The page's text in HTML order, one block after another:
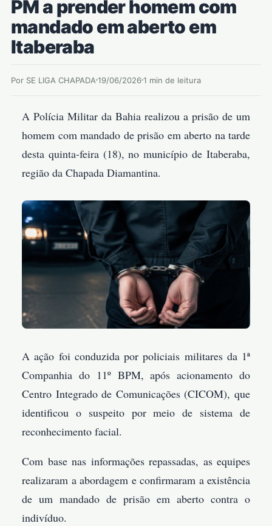
PM a prender homem com
mandado em aberto em
Itaberaba
Por SE LIGA CHAPADA 19/06/20261 min de leitura
A Polícia Militar da Bahia realizou a prisão de um
homem com mandado de prisão em aberto na tarde
desta quinta-feira (18), no município de Itaberaba,
região da Chapada Diamantina.
A ação foi conduzida por policiais militares da 1ª
Companhia do 11º BPM, após acionamento do
Centro Integrado de Comunicações (CICOM), que
identificou o suspeito por meio de sistema de
reconhecimento facial.
Com base nas informações repassadas, as equipes
realizaram a abordagem e confirmaram a existência
de um mandado de prisão em aberto contra o
indivíduo.